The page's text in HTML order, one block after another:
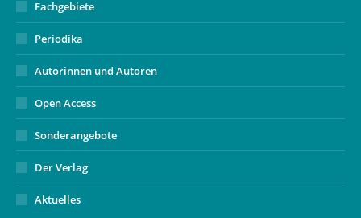
Fachgebiete
Periodika
Autorinnen und Autoren
Open Access
Sonderangebote
Der Verlag
Aktuelles